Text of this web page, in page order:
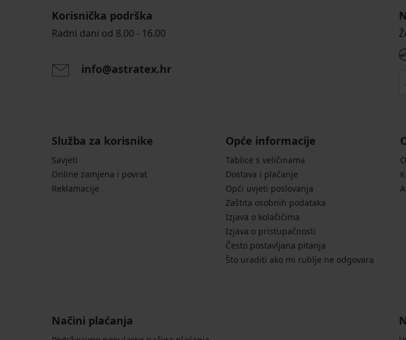
2+1 GRATIS
€
2+1
GRATIS
2+1 GRATIS
bambusa
kratke
8,19
€
Korisnička podrška
Radni dani od 8.00 - 16.00
info@astratex.hr
Služba za korisnike
Savjeti
Online zamjena i povrat
Reklamacije
Opće informacije
Tablice s veličinama
Dostava i plaćanje
Opći uvjeti poslovanja
Zaštita osobnih podataka
Izjava o kolačićima
Izjava o pristupačnosti
Često postavljana pitanja
Što uraditi ako mi rublje ne odgovara
Načini plaćanja